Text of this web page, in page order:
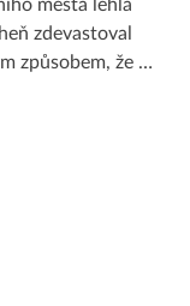
města lehla
zdevastoval
způsobem, že …